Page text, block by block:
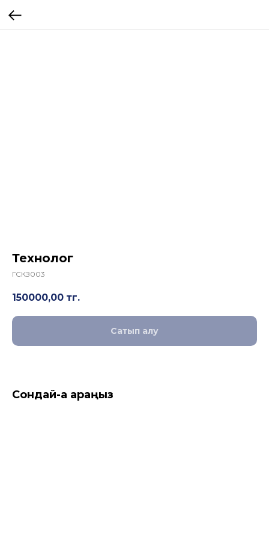
Технолог
ГСКЗ003
150000,00 тг.
Сатып алу
Сондай-ақ қараңыз